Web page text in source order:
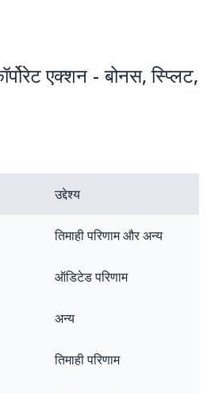
एक्शन - बोनस, स्प्लिट,
उद्देश्य
तिमाही परिणाम और अन्य
ऑडिटेड परिणाम
अन्य
तिमाही परिणाम